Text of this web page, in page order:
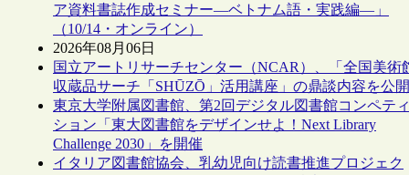
ア資料書誌作成セミナー―ベトナム語・実践編―」
（10/14・オンライン）
2026年08月06日
国立アートリサーチセンター（NCAR）、「全国美術
収蔵品サーチ「SHŪZŌ」活用講座」の鼎談内容を公開
東京大学附属図書館、第2回デジタル図書館コンペティ
ション「東大図書館をデザインせよ！Next Library
Challenge 2030」を開催
イタリア図書館協会、乳幼児向け読書推進プロジェク